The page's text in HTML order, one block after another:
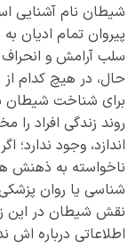
حمله شیطان از
ما برای حمله
حمله سمت چپ
علت ترس از
حسرت گذشته چگونه
آن چیست؟
راه نجات و
شیطان نام آشنایی
پیروان تمام ادیان
سلب آرامش و انحراف
حال، در هیچ کدام از
برای شناخت شیطان
روند زندگی افراد
اندازد، وجود ندارد؛
ناخواسته به ذهنش
شناسی یا روان
نقش شیطان در این
اطلاعاتی درباره اش